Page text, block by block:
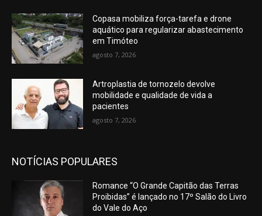
Copasa mobiliza força-tarefa e drone
aquático para regularizar abastecimento
em Timóteo
agosto 7, 2026
Artroplastia de tornozelo devolve
mobilidade e qualidade de vida a
pacientes
agosto 7, 2026
NOTÍCIAS POPULARES
Romance “O Grande Capitão das Terras
Proibidas” é lançado no 17º Salão do Livro
do Vale do Aço